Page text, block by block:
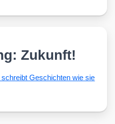
Zukunft!
Geschich­ten wie sie